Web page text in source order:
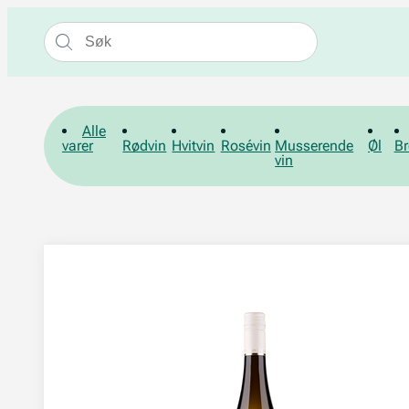
Alle
varer
Rødvin Hvitvin Rosévin Musserende
vin
Øl